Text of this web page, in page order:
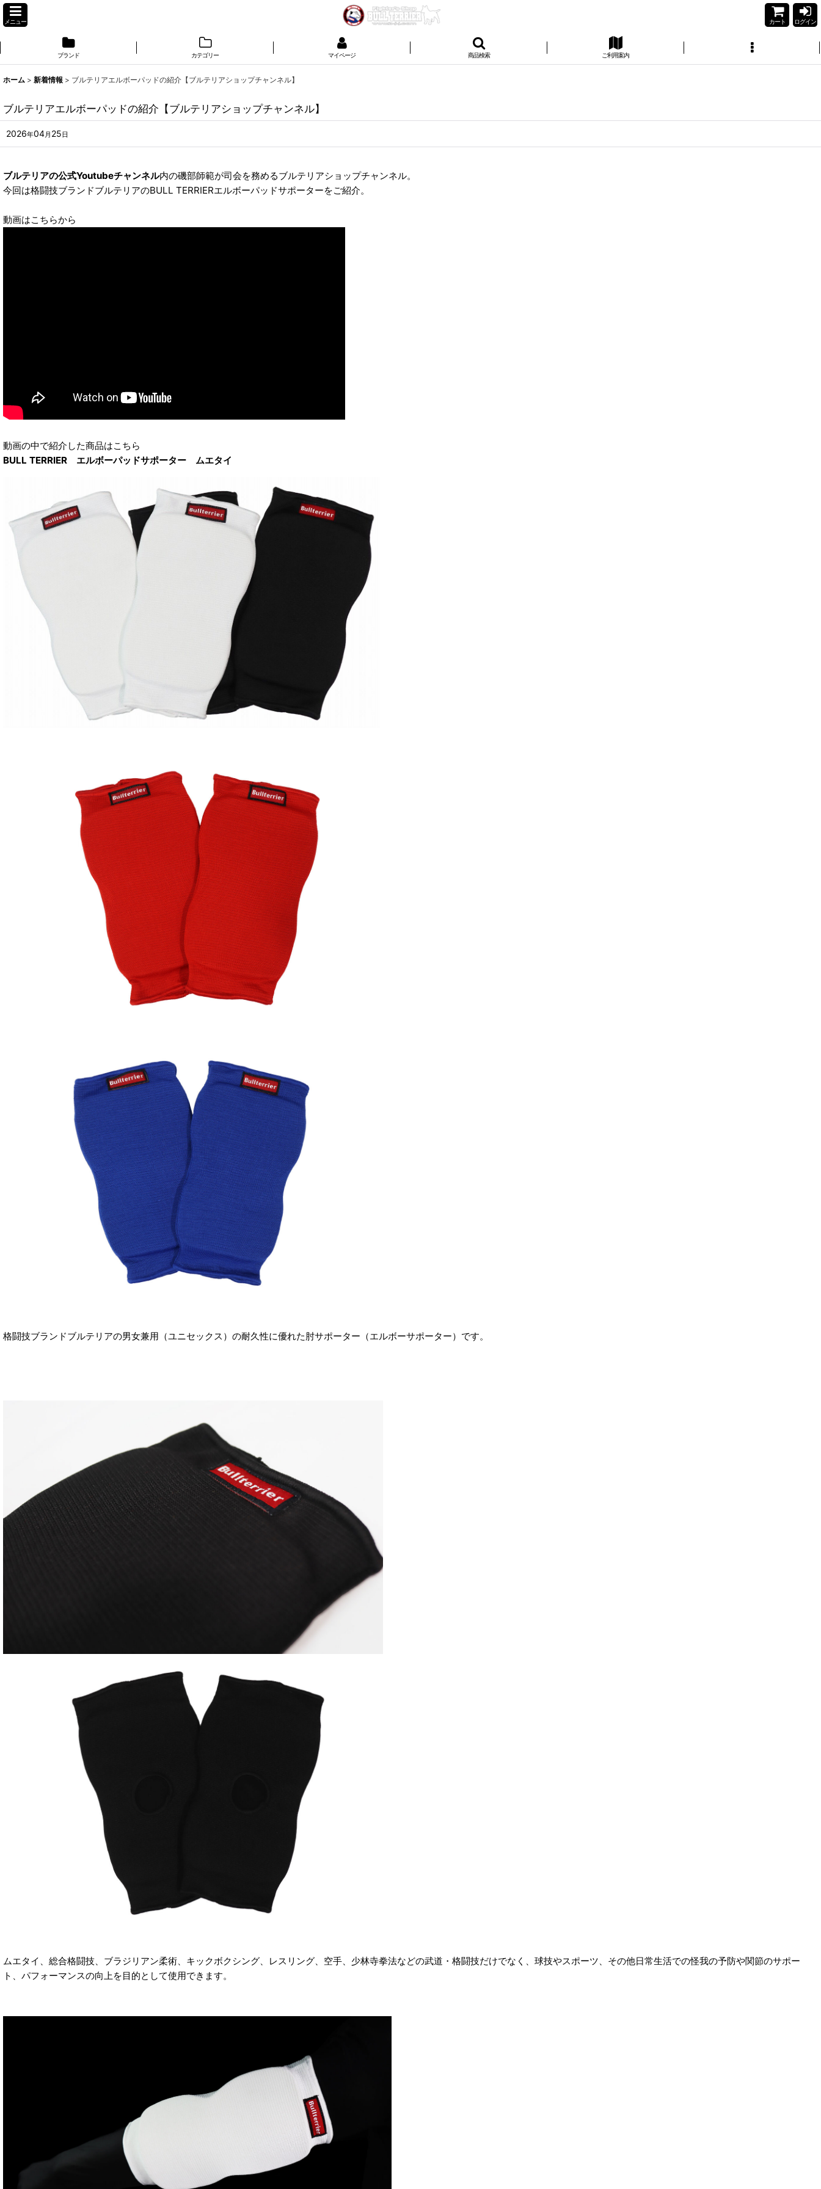
メニュー カート ログイン
ブランド カテゴリー マイページ 商品検索 ご利用案内
ホーム > 新着情報 > ブルテリアエルボーパッドの紹介【ブルテリアショップチャンネル】
ブルテリアエルボーパッドの紹介【ブルテリアショップチャンネル】
2026年04月 25日
ブルテリアの公式Youtubeチャンネル内の磯部師範が司会を務めるブルテリアショップチャンネル。
今回は格闘技ブランドブルテリアのBULL TERRIERエルボーパッドサポーターをご紹介。
動画はこちらから
動画の中で紹介した商品はこちら
BULL TERRIER エルボーパッドサポーター ムエタイ
格闘技ブランドブルテリアの男女兼用（ユニセックス）の耐久性に優れた肘サポーター（エルボーサポーター）です。
ムエタイ、総合格闘技、ブラジリアン柔術、キックボクシング、レスリング、空手、少林寺拳法などの武道・格闘技だけでなく、球技やスポーツ、その他日常生活での怪我の予防や関節のサポー
ト、パフォーマンスの向上を目的として使用できます。